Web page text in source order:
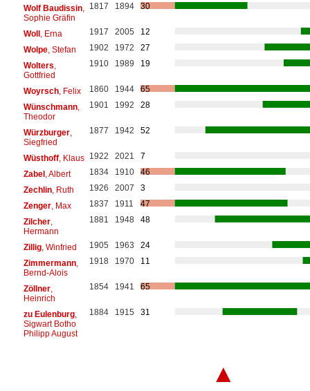
Wolf Baudissin,
Sophie Gräfin
1817 1894 30
Woll, Erna 1917 2005
12
Wolpe, Stefan 1902 1972
27
Wolters
Gottfried
1910 1989 19
Woyrsch, Felix 1860 1944
65
Wünschmann,
Theodor
1901 1992 28
Würzburger,
Siegfried
1877 1942 52
Wüsthoff, Klaus 1922 2021
7
Zabel, Albert 1834 1910
46
Zechlin, Ruth 1926 2007
3
Zenger, Max 1837 1911
47
Zilcher,
Hermann
1881 1948 48
Zillig, Winfried 1905 1963
24
Zimmermann,
Bernd-Alois
1918 1970 11
Zöllner,
Heinrich
1854 1941 65
zu Eulenburg,
Sigwart Botho
Philipp August
1884 1915 31
▲